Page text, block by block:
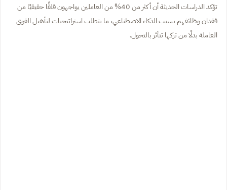
تؤكد الدراسات الحديثة أن أكثر من 40% من العاملين يواجهون قلقًا حقيقيًا من
فقدان وظائفهم بسبب الذكاء الاصطناعي، ما يتطلب استراتيجيات لتأهيل القوى
العاملة بدلًا من تركها تتأثر بالتحول.